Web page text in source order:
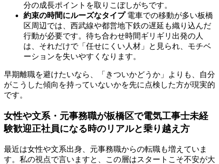
分の成長ポイントを取りこぼしがちです。
約束の時間にルーズなタイプ電車での移動が多い板橋
区周辺では、西武線や都営地下鉄の遅延も織り込んだ
行動が必要です。待ち合わせ時間ギリギリ出発の人
は、それだけで「任せにくい人材」と見られ、モチベ
ーションを失いやすくなります。
早期離職を避けたいなら、「きついかどうか」よりも、自分
がこうした傾向を持っていないかを先に点検した方が現実的
です。
女性や文系・元事務職が板橋区で電気工事士未経
験歓迎正社員になる時のリアルと乗り越え方
最近は女性や文系出身、元事務職からの転職も増えていま
す。私の視点で言いますと、この層はスタートこそ不安が大